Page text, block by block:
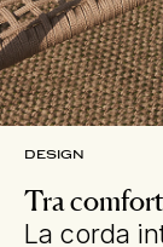
DESIGN
Tra
La corda